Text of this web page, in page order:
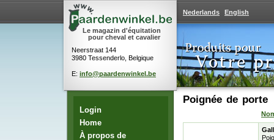
Le magazin d'équitation
pour cheval et cavalier
Neerstraat 144
3980 Tessenderlo, Belgique
E: info@paardenwinkel.be
Login
Home
À propos de
Nederlands English
Poignée de porte